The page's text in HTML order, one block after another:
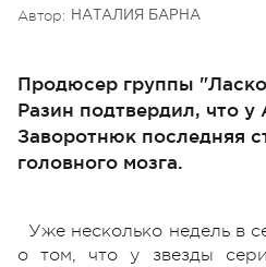
Автор: НАТАЛИЯ БАРНА
Продюсер группы
Разин подтвердил, что у
Заворотнюк последняя
головного мозга.
Уже несколько недель в
о том, что у звезды